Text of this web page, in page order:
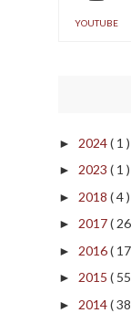
YOUTUBE
► 2024( 1 )
► 2023 ( 1 )
► 2018 ( 4 )
► 2017(
► 2016(
► 2015 (
► 2014(